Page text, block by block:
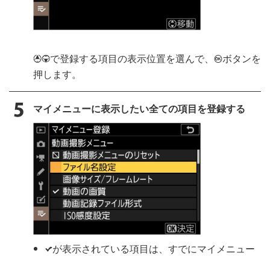
13で登録する項目の表示位置を選んで、 Jボタンを
押します。
マイメニューに表示したい全ての項目を登録する
Lが表示されている項目は、すでにマイメニュー